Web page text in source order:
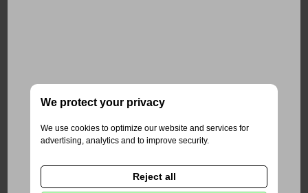
We protect your privacy
We use cookies to optimize our website and services for
advertising, analytics and to improve security.
Reject all